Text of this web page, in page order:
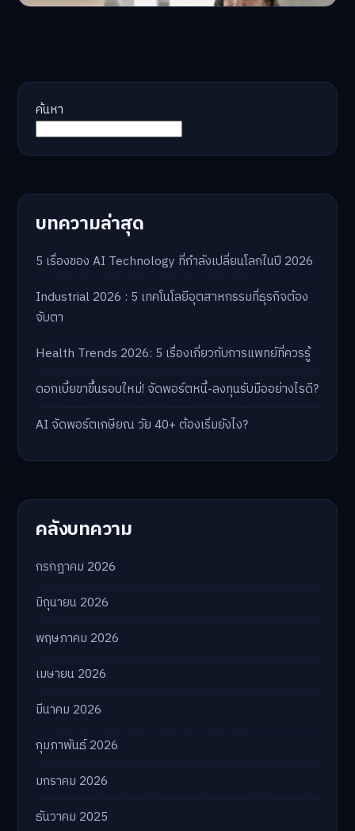
ค้นหา
บทความล่าสุด
5 เรื่องของ AI Technology ที่กำลังเปลี่ยนโลกในปี 2026
Industrial 2026 : 5 เทคโนโลยีอุตสาหกรรมที่ธุรกิจต้อง
จับตา
Health Trends 2026: 5 เรื่องเกี่ยวกับการแพทย์ที่ควรรู้
ดอกเบี้ยขาขึ้นรอบใหม่! จัดพอร์ตหนี้-ลงทุนรับมืออย่างไรดี?
AI จัดพอร์ตเกษียณ วัย 40+ ต้องเริ่มยังไง?
คลังบทความ
กรกฎาคม 2026
มิถุนายน 2026
พฤษภาคม 2026
เมษายน 2026
มีนาคม 2026
กุมภาพันธ์ 2026
มกราคม 2026
ธันวาคม 2025